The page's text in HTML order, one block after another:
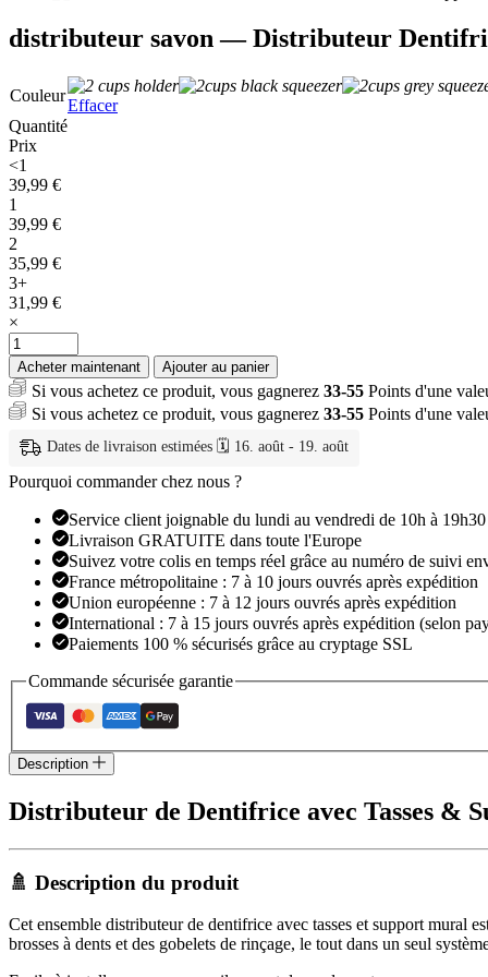
distributeur savon — Distributeur
Couleur
Effacer
Quantité
Prix
<1
39,99 €
1
39,99 €
2
35,99 €
3+
31,99 €
×
quantité
de
distributeur
savon
—
Distributeur
Dentifrice
Tasses
Mural
Acheter maintenant Ajouter au panier
Si vous achetez ce produit, vous gagnerez 33-55 Points d'une
Si vous achetez ce produit, vous gagnerez 33-55 Points d'une
Dates de livraison estimées 🗓️ 16. août - 19. août
Pourquoi commander chez nous ?
Service client joignable du lundi au vendredi de 10h à 19h30
Livraison GRATUITE dans toute l'Europe
Suivez votre colis en temps réel grâce au numéro de suivi
France métropolitaine : 7 à 10 jours ouvrés après expédition
Union européenne : 7 à 12 jours ouvrés après expédition
International : 7 à 15 jours ouvrés après expédition (selon
Paiements 100 % sécurisés grâce au cryptage SSL
Commande sécurisée garantie
Description
Distributeur de Dentifrice avec Tasses &
🚿 Description du produit
Cet ensemble distributeur de dentifrice avec tasses et support mural
brosses à dents et des gobelets de rinçage, le tout dans un seul